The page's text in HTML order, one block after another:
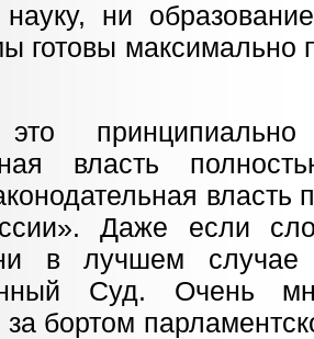
ни
готовы максимально
принципиально
власть
власть
Даже если
в лучшем случае
Суд. Очень
за бортом